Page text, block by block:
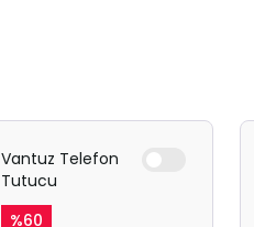
Vantuz Telefon
Tutucu
%60